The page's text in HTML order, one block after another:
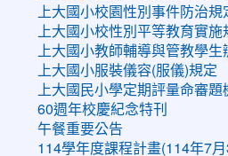
上大國小校園性別事件防治規
上大國小校性別平等教育實施
上大國小教師輔導與管教學生
上大國小服裝儀容(服儀)規定
上大國民小學定期評量命審
60週年校慶紀念特刊
午餐重要公告
114學年度課程計畫(114年7